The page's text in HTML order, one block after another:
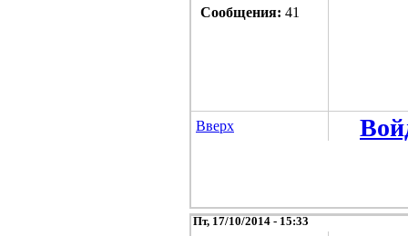
Сообщения: 41
Вверх
Пт, 17/10/2014 - 15:33